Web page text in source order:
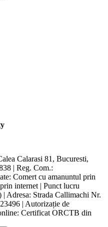
Calarasi 81, Bucuresti,
| Reg. Com.:
Comert cu amanuntul prin
internet | Punct lucru
Adresa: Strada Callimachi Nr.
| Autorizație de
Certificat ORCTB din